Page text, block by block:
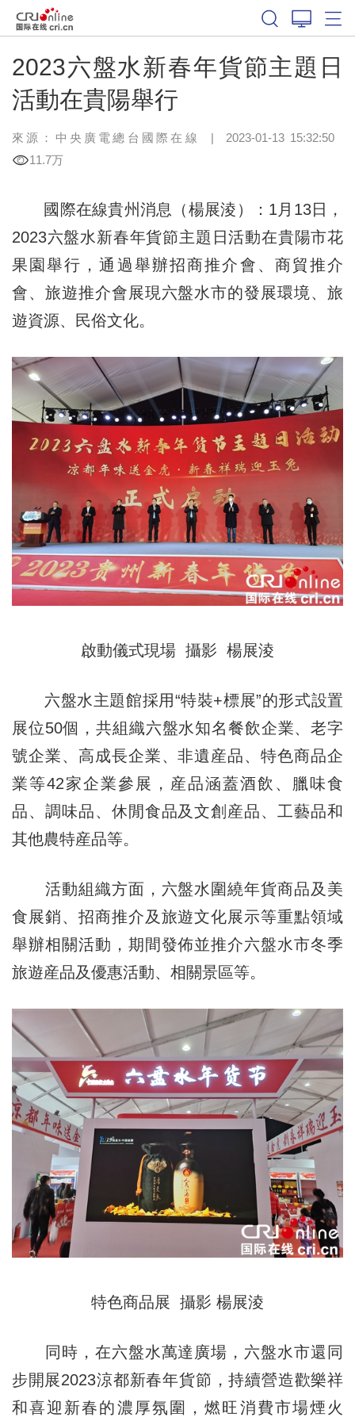
2023六盤水新春年貨節主題日
活動在貴陽舉行
來源：中央廣電總台國際在線 | 2023-01-13 15:32:50
11.7万
國際在線貴州消息（楊展淩）：1月13日，
2023六盤水新春年貨節主題日活動在貴陽市花
果園舉行，通過舉辦招商推介會、商貿推介
會、旅遊推介會展現六盤水市的發展環境、旅
遊資源、民俗文化。
啟動儀式現場 攝影 楊展淩
六盤水主題館採用“特裝+標展”的形式設置
展位50個，共組織六盤水知名餐飲企業、老字
號企業、高成長企業、非遺産品、特色商品企
業等42家企業參展，産品涵蓋酒飲、臘味食
品、調味品、休閒食品及文創産品、工藝品和
其他農特産品等。
活動組織方面，六盤水圍繞年貨商品及美
食展銷、招商推介及旅遊文化展示等重點領域
舉辦相關活動，期間發佈並推介六盤水市冬季
旅遊産品及優惠活動、相關景區等。
特色商品展 攝影 楊展淩
同時，在六盤水萬達廣場，六盤水市還同
步開展2023涼都新春年貨節，持續營造歡樂祥
和喜迎新春的濃厚氛圍，燃旺消費市場煙火